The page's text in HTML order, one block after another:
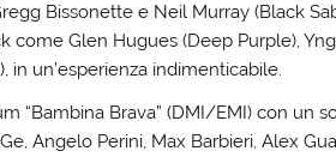
Bissonette e Neil Murray (Black
come Glen Hugues (Deep Purple),
in un’esperienza indimenticabile.
“Bambina Brava” (DMI/EMI) con un
Angelo Perini, Max Barbieri, Alex